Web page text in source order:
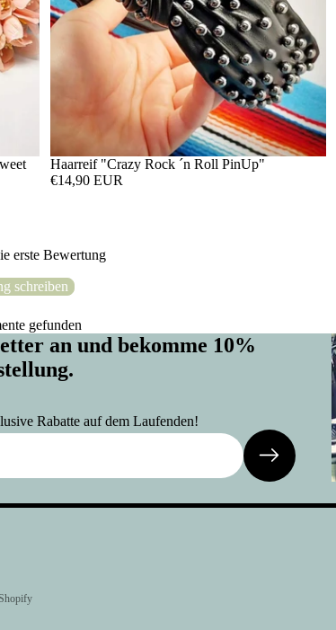
Haarreif "Crazy Rock ´n Roll PinUp"
€14,90 EUR
erste Bewertung
schreiben
gefunden
an und bekomme 10%
Rabatte auf dem Laufenden!